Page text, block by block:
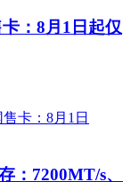
：8月1日起仅
：7200MT/s、